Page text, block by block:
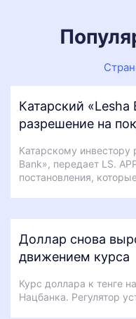
Катарский «Lesha
разрешение на
Катарскому инвестору
Bank», передает LS.
постановления,
Доллар снова
движением курса
Курс доллара к тенге
Нацбанка. Регулятор